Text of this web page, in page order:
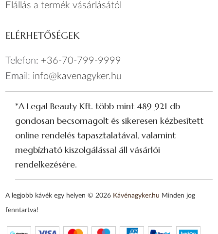
Elállás a termék vásárlásától
ELÉRHETŐSÉGEK
Telefon: +36-70-799-9999
Email: info@kavenagyker.hu
*A Legal Beauty Kft. több mint 489 921 db
gondosan becsomagolt és sikeresen kézbesített
online rendelés tapasztalatával, valamint
megbízható kiszolgálással áll vásárlói
rendelkezésére.
A legjobb kávék egy helyen © 2026 Kávénagyker.hu Minden jog
fenntartva!